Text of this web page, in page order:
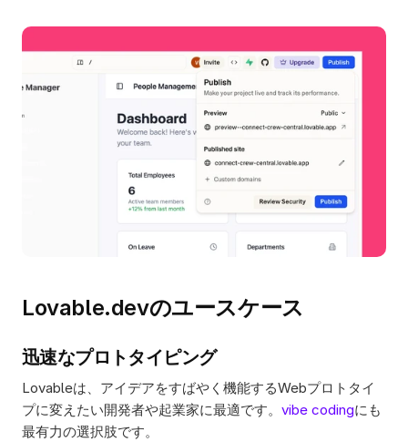
Lovable.devのユースケース
迅速なプロトタイピング
Lovableは、アイデアをすばやく機能するWebプロトタイ
プに変えたい開発者や起業家に最適です。 vibe codingにも
最有力の選択肢です。